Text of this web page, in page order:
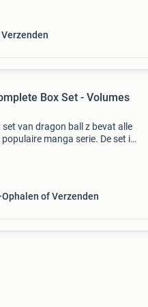
Box Set - Volumes
set van dragon ball z bevat alle
manga serie. De set is
Ophalen of Verzenden